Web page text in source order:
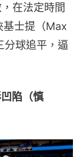
在法定時間
基士提（Max
分球追平，逼
陷（慎